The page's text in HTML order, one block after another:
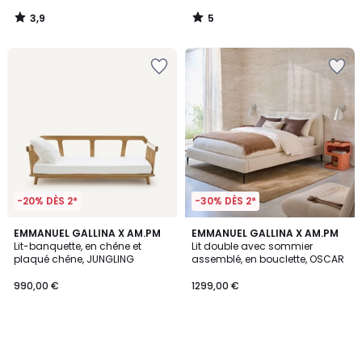
3,9
/
5
/
-20% DÈS 2*
EMMANUEL GALLINA X AM.PM
Lit-banquette, en chêne et
plaqué chêne, JUNGLING
990,00 €
4,4
/ 5
-30% DÈS 2*
EMMANUEL GALLINA X AM.PM
Lit double avec sommier
assemblé, en bouclette, OSCAR
1299,00 €
3
/
5